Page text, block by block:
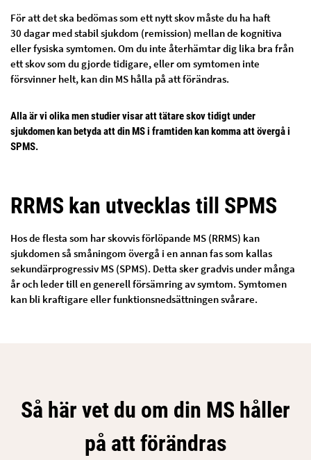
För att det ska bedömas som ett nytt skov måste du ha haft
30 dagar med stabil sjukdom (remission) mellan de kognitiva
eller fysiska symtomen. Om du inte återhämtar dig lika bra från
ett skov som du gjorde tidigare, eller om symtomen inte
försvinner helt, kan din MS hålla på att förändras.
Alla är vi olika men studier visar att tätare skov tidigt under
sjukdomen kan betyda att din MS i framtiden kan komma att övergå i
SPMS.
RRMS kan utvecklas till SPMS
Hos de flesta som har skovvis förlöpande MS (RRMS) kan
sjukdomen så småningom övergå i en annan fas som kallas
sekundärprogressiv MS (SPMS). Detta sker gradvis under många
år och leder till en generell försämring av symtom. Symtomen
kan bli kraftigare eller funktionsnedsättningen svårare.
Så här vet du om din MS håller
på att förändras